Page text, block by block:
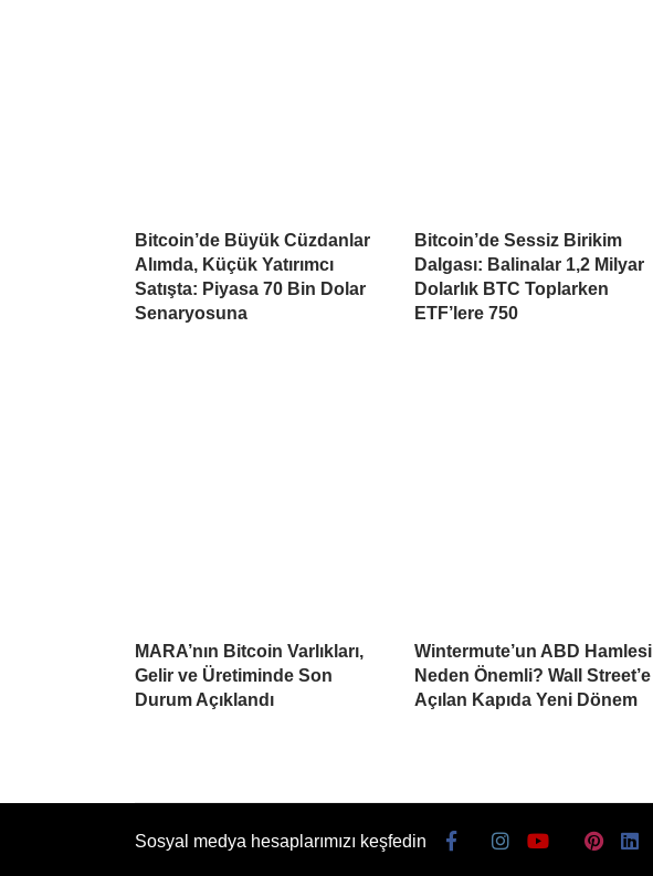
Bitcoin’de Büyük Cüzdanlar
Alımda, Küçük Yatırımcı
Satışta: Piyasa 70 Bin Dolar
Senaryosuna
Bitcoin’de Sessiz Birikim
Dalgası: Balinalar 1,2 Milyar
Dolarlık BTC Toplarken
ETF’lere 750
MARA’nın Bitcoin Varlıkları,
Gelir ve Üretiminde Son
Durum Açıklandı
Wintermute’un ABD Hamlesi
Neden Önemli? Wall Street’e
Açılan Kapıda Yeni Dönem
Sosyal medya hesaplarımızı keşfedin